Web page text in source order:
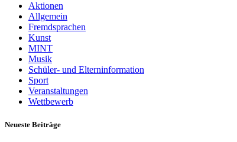
Aktionen
Allgemein
Fremdsprachen
Kunst
MINT
Musik
Schüler- und Elterninformation
Sport
Veranstaltungen
Wettbewerb
Neueste Beiträge